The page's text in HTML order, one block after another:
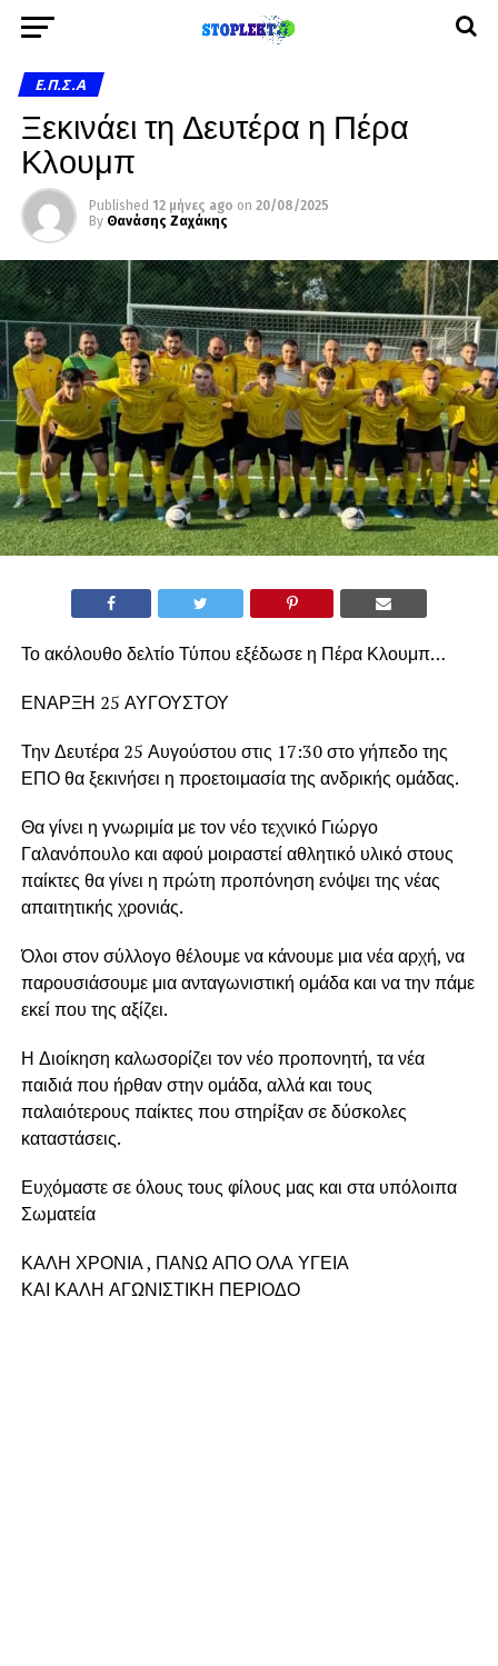
Ε.Π.Σ.Α
Ξεκινάει τη Δευτέρα η Πέρα
Κλουμπ
Published 12 μήνες ago on 20/08/2025
By Θανάσης Ζαχάκης
Το ακόλουθο δελτίο Τύπου εξέδωσε η Πέρα Κλουμπ…
ΕΝΑΡΞΗ 25 ΑΥΓΟΥΣΤΟΥ
Την Δευτέρα 25 Αυγούστου στις 17:30 στο γήπεδο της
ΕΠΟ θα ξεκινήσει η προετοιμασία της ανδρικής ομάδας.
Θα γίνει η γνωριμία με τον νέο τεχνικό Γιώργο
Γαλανόπουλο και αφού μοιραστεί αθλητικό υλικό στους
παίκτες θα γίνει η πρώτη προπόνηση ενόψει της νέας
απαιτητικής χρονιάς.
Όλοι στον σύλλογο θέλουμε να κάνουμε μια νέα αρχή, να
παρουσιάσουμε μια ανταγωνιστική ομάδα και να την πάμε
εκεί που της αξίζει.
Η Διοίκηση καλωσορίζει τον νέο προπονητή, τα νέα
παιδιά που ήρθαν στην ομάδα, αλλά και τους
παλαιότερους παίκτες που στηρίξαν σε δύσκολες
καταστάσεις.
Ευχόμαστε σε όλους τους φίλους μας και στα υπόλοιπα
Σωματεία
ΚΑΛΗ ΧΡΟΝΙΑ , ΠΑΝΩ ΑΠΟ ΟΛΑ ΥΓΕΙΑ
ΚΑΙ ΚΑΛΗ ΑΓΩΝΙΣΤΙΚΗ ΠΕΡΙΟΔΟ